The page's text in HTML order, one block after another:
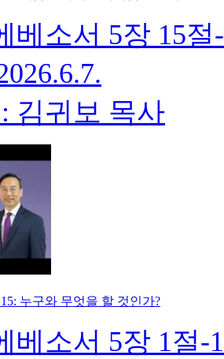
베소서 5장 15절
김귀보 목사
누구와 무엇을 할 것인가?
베소서 5장 1절-